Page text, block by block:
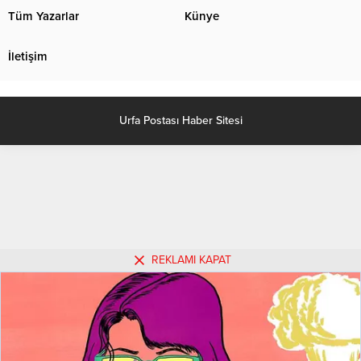
uyuşturucu kullanma aparatı ele...
Tüm Yazarlar Künye
İletişim
Urfa Postası Haber Sitesi
REKLAMI KAPAT